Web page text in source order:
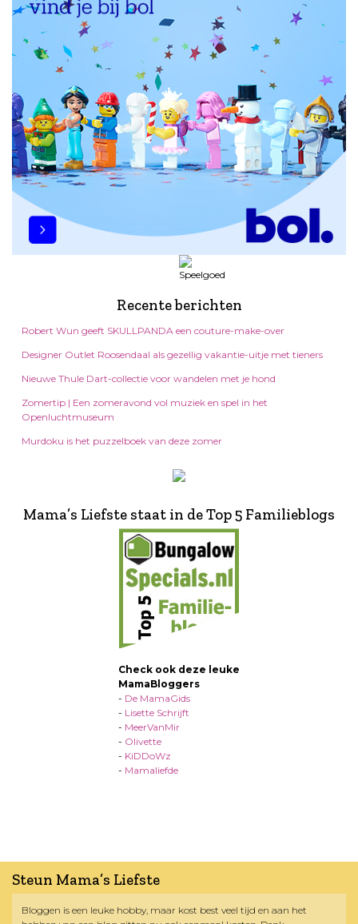
Recente berichten
Robert Wun geeft SKULLPANDA een couture-make-over
Designer Outlet Roosendaal als gezellig vakantie-uitje met tieners
Nieuwe Thule Dart-collectie voor wandelen met je hond
Zomertip | Een zomeravond vol muziek en spel in het
Openluchtmuseum
Murdoku is het puzzelboek van deze zomer
Mama’s Liefste staat in de Top 5 Familieblogs
Check ook deze leuke
MamaBloggers
- De MamaGids
- Lisette Schrijft
- MeerVanMir
- Olivette
- KiDDoWz
- Mamaliefde
Steun Mama’s Liefste
Bloggen is een leuke hobby, maar kost best veel tijd en aan het